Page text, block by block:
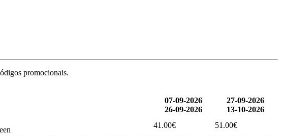
promocionais.
07-09-2026
26-09-2026
27-09-2026
13-10-2026
41.00€
51.00€